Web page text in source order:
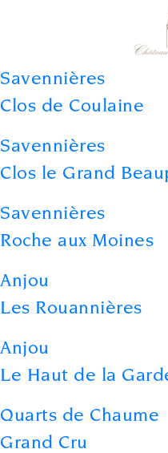
Winegrower in Layon
Our philosophy
Our appellations
News
Contact us
Savennières
Clos de Coulaine
Savennières
Clos le Grand
Savennières
Roche aux Moines
Anjou
Les Rouannières
Anjou
Le Haut de la
Quarts de Chaume
Grand Cru